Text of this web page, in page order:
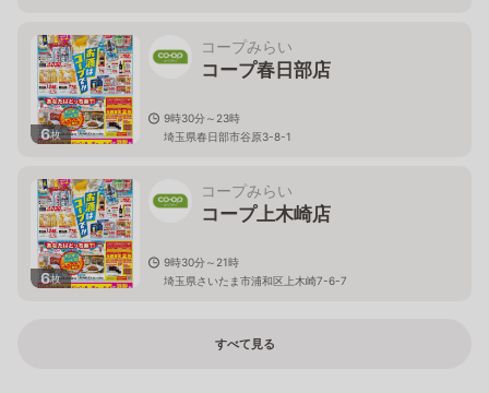
6枚
コープみらい
コープ春日部店
9時30分～23時
埼玉県春日部市谷原3-8-1
6枚
コープみらい
コープ上木崎店
9時30分～21時
埼玉県さいたま市浦和区上木崎7-6-7
すべて見る